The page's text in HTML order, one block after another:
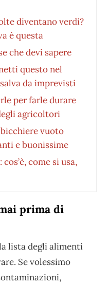
diventano verdi?
è questa
che devi sapere
questo nel
da imprevisti
per farle durare
agricoltori
vuoto
e buonissime
come si usa,
prima di
lista degli alimenti
Se volessimo